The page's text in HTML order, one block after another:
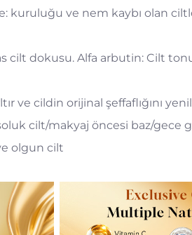
kuruluğu ve nem kaybı olan
cilt dokusu. Alfa arbutin: Cilt
ve cildin orijinal şeffaflığını
cilt/makyaj öncesi baz/gece
olgun cilt